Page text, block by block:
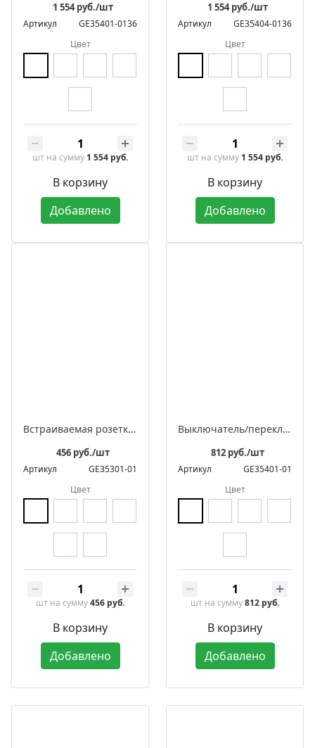
1 554 руб./шт
Артикул
GE35401-0136
Цвет
шт на сумму 1 554 руб.
В корзину
Добавлено
1 554 руб./шт
Артикул
GE35404-0136
Цвет
шт на сумму 1 554 руб.
В корзину
Добавлено
Встраиваемая розетка с заземляющим контактом ЛАХТА «Оптима»
456 руб./шт
Артикул
GE35301-01
Цвет
шт на сумму456 руб.
В корзину
Добавлено
Выключатель/переключатель поворотный на 4 положения встраиваемый двухклавишный, серия ЛАХТА «Оптима»
812 руб./шт
Артикул
GE35401-01
Цвет
шт на сумму812 руб.
В корзину
Добавлено